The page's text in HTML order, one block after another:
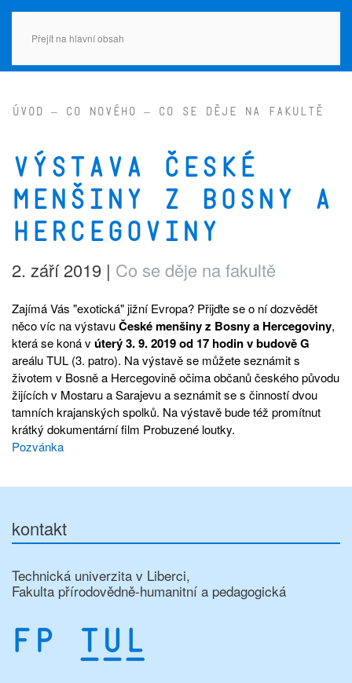
Přejít na hlavní obsah
Úvod Co nového Co se děje na fakultě
Výstava České
menšiny z Bosny a
Hercegoviny
2. září 2019 | Co se děje na fakultě
Zajímá Vás "exotická" jižní Evropa? Přijďte se o ní dozvědět
něco víc na výstavuČeské menšiny z Bosny a Hercegoviny,
která se koná vúterý 3. 9. 2019 od 17 hodin v budově G
areálu TUL (3. patro). Na výstavě se můžete seznámit s
životem v Bosně a Hercegovině očima občanů českého původu
žijících v Mostaru a Sarajevu a seznámit se s činností dvou
tamních krajanských spolků. Na výstavě bude též promítnut
krátký dokumentární film Probuzené loutky.
Pozvánka
kontakt
Technická univerzita v Liberci,
Fakulta přírodovědně-humanitní a pedagogická